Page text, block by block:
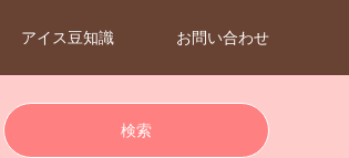
アイス豆知識 お問い合わせ